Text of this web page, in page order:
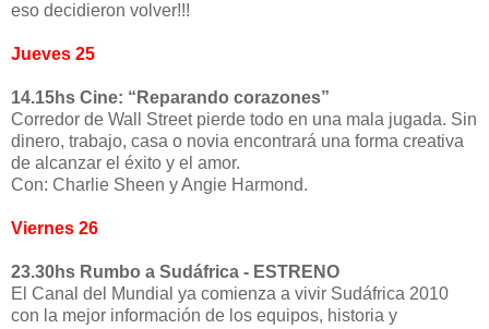
eso decidieron volver!!!
Jueves 25
14.15hs Cine: “Reparando corazones”
Corredor de Wall Street pierde todo en una mala jugada. Sin
dinero, trabajo, casa o novia encontrará una forma creativa
de alcanzar el éxito y el amor.
Con: Charlie Sheen y Angie Harmond.
Viernes 26
23.30hs Rumbo a Sudáfrica - ESTRENO
El Canal del Mundial ya comienza a vivir Sudáfrica 2010
con la mejor información de los equipos, historia y